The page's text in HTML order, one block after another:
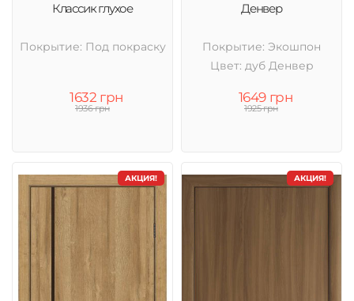
Классик глухое
Покрытие: Под покраску
1632 грн
1936 грн
Денвер
Покрытие: Экошпон
Цвет: дуб Денвер
1649 грн
1925 грн
АКЦИЯ! АКЦИЯ!